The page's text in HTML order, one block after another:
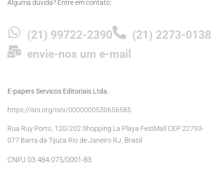
Alguma dúvida? Entre em contato:
(21) 99722-2390
(21) 2273-0138
envie-nos um e-mail
E-papers Servicos Editoriais Ltda.
https://isni.org/isni/0000000530656585
Rua Ruy Porto, 120/202 Shopping La Playa FestMall CEP 22793-
077 Barra da Tijuca Rio de Janeiro RJ, Brasil
CNPJ 03.484.075/0001-83